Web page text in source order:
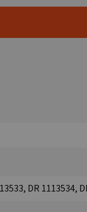
DR 1113534,